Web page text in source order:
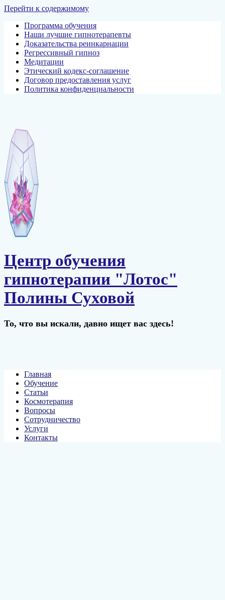
Перейти к содержимому
Программа обучения
Наши лучшие гипнотерапевты
Доказательства реинкарнации
Регрессивный гипноз
Медитации
Этический кодекс-соглашение
Договор предоставления услуг
Политика конфиденциальности
Центр обучения
гипнотерапии "Лотос"
Полины Суховой
То, что вы искали, давно ищет вас здесь!
Главная
Обучение
Статьи
Космотерапия
Вопросы
Сотрудничество
Услуги
Контакты